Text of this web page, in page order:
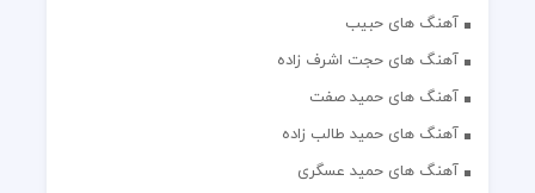
آهنگ های حبیب
آهنگ های حجت اشرف زاده
آهنگ های حمید صفت
آهنگ های حمید طالب زاده
آهنگ های حمید عسگری